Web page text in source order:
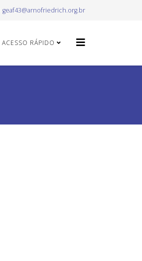
geaf43@arnofriedrich.org.br
ACESSO RÁPIDO